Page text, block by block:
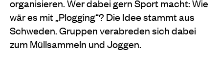
organisieren. Wer dabei gern Sport macht: Wie
wär es mit „Plogging“? Die Idee stammt aus
Schweden. Gruppen verabreden sich dabei
zum Müllsammeln und Joggen.